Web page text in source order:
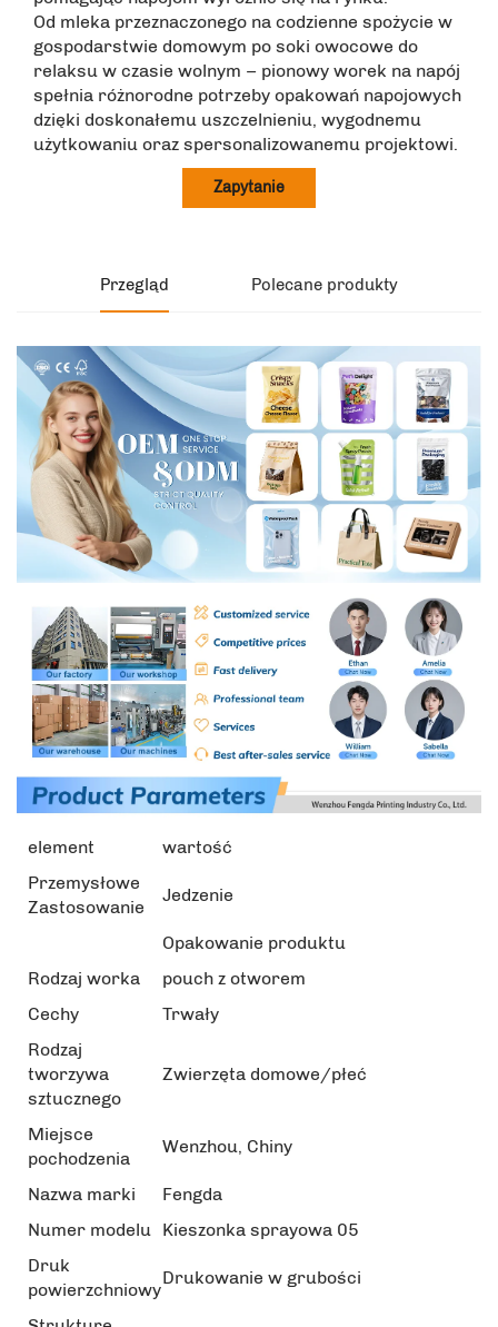
Od mleka przeznaczonego na codzienne spożycie w
gospodarstwie domowym po soki owocowe do
relaksu w czasie wolnym – pionowy worek na napój
spełnia różnorodne potrzeby opakowań napojowych
dzięki doskonałemu uszczelnieniu, wygodnemu
użytkowaniu oraz spersonalizowanemu projektowi.
Zapytanie
Przegląd Polecane produkty
element
wartość
Przemysłowe
Zastosowanie
Jedzenie
Opakowanie produktu
Rodzaj worka
pouch z otworem
Cechy
Trwały
Rodzaj
tworzywa
sztucznego
Zwierzęta domowe/płeć
Miejsce
pochodzenia
Wenzhou, Chiny
Nazwa marki
Fengda
Numer modelu
Kieszonka sprayowa 05
Druk
powierzchniowy
Drukowanie w grubości